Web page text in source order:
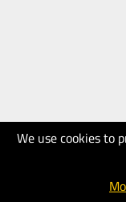
We use cookies to